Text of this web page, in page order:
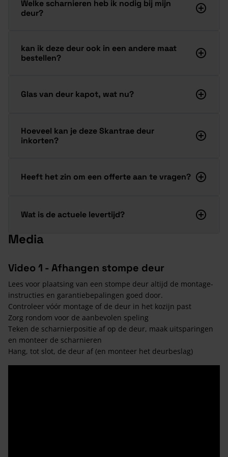
Welke scharnieren heb ik nodig bij mijn
deur?
kan ik deze deur ook in een andere maat
bestellen?
Glas van deur kapot, wat nu?
Hoeveel kan je deze Skantrae deur
inkorten?
Heeft het zin om een offerte aan te vragen?
Wat is de actuele levertijd?
Media
Video 1 - Afhangen stompe deur
Lees voor plaatsing van een stompe deur altijd de montage-
instructies en garantiebepalingen goed door.
Controleer vóór montage of de deur in het kozijn past
Zorg rondom voor de aanbevolen speling
Teken de scharnierpositie af op de deur, maak uitsparingen
en monteer de scharnieren
Hang, tot slot, de deur af (en monteer het deurbeslag)